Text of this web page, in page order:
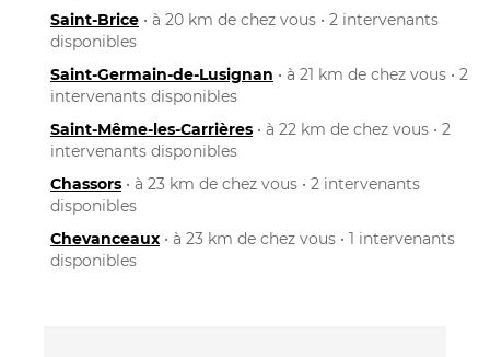
Saint-Brice • à 20 km de chez vous • 2 intervenants
disponibles
Saint-Germain-de-Lusignan • à 21 km de chez vous • 2
intervenants disponibles
Saint-Même-les-Carrières • à 22 km de chez vous • 2
intervenants disponibles
Chassors • à 23 km de chez vous • 2 intervenants
disponibles
Chevanceaux • à 23 km de chez vous • 1 intervenants
disponibles